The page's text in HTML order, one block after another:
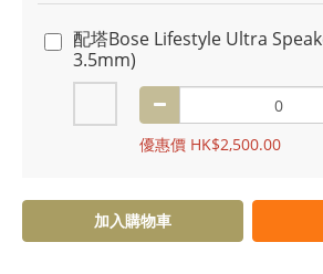
配塔Bose Lifestyle Ultra
3.5mm)
優惠價 HK$2,500.00
加入購物車